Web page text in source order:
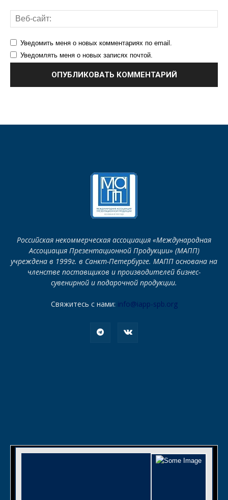
Уведомить меня о новых комментариях по email.
Уведомлять меня о новых записях почтой.
Российская некоммерческая ассоциация «Международная
Ассоциация Презентационной Продукции» (МАПП)
учреждена в 1999г. в Санкт-Петербурге. МАПП основана на
членстве поставщиков и производителей бизнес-
сувенирной и подарочной продукции.
Свяжитесь с нами: info@iapp-spb.org